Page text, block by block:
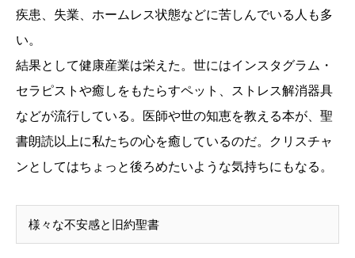
疾患、失業、ホームレス状態などに苦しんでいる人も多
い。
結果として健康産業は栄えた。世にはインスタグラム・
セラピストや癒しをもたらすペット、ストレス解消器具
などが流行している。医師や世の知恵を教える本が、聖
書朗読以上に私たちの心を癒しているのだ。クリスチャ
ンとしてはちょっと後ろめたいような気持ちにもなる。
様々な不安感と旧約聖書